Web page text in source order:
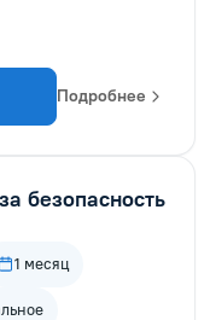
Подробнее
безопасность
1 месяц